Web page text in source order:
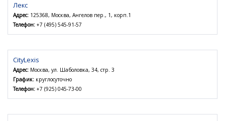
Лекс
Адрес: 125368, Москва, Ангелов пер., 1, корп.1
Телефон: +7 (495) 545-91-57
CityLexis
Адрес: Москва, ул. Шаболовка, 34, стр. 3
График: круглосуточно
Телефон: +7 (925) 045-73-00